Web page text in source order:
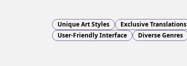
Unique Art Styles Exclusive Translations
User-Friendly Interface
Diverse Genres